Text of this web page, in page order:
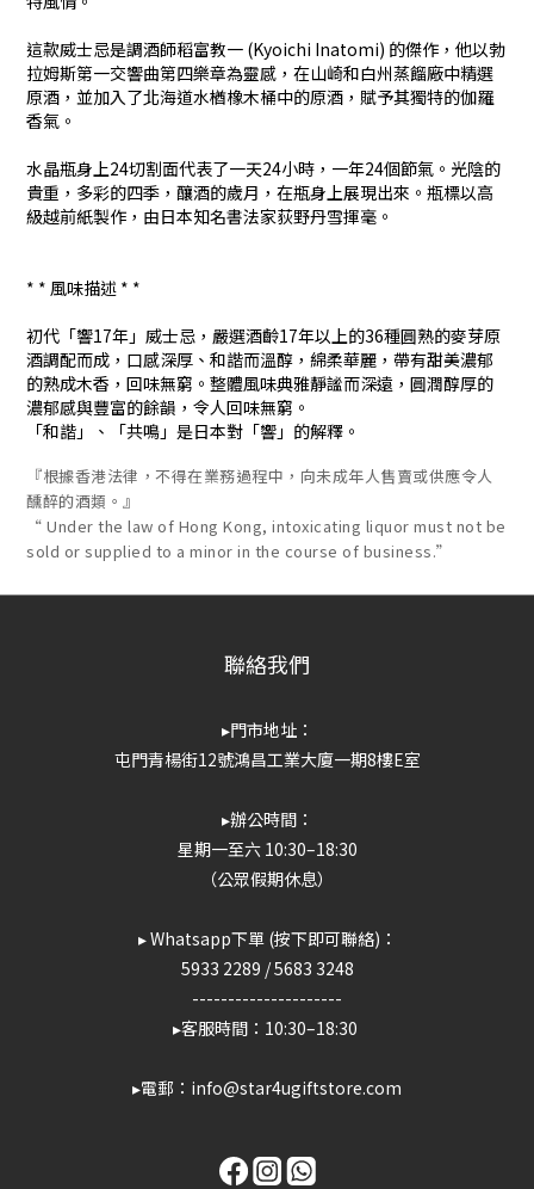
這款威士忌是調酒師稻富教一 (Kyoichi Inatomi) 的傑作，他以勃
拉姆斯第一交響曲第四樂章為靈感，在山崎和白州蒸餾廠中精選
原酒，並加入了北海道水楢橡木桶中的原酒，賦予其獨特的伽羅
香氣。
水晶瓶身上24切割面代表了一天24小時，一年24個節氣。光陰的
貴重，多彩的四季，釀酒的歲月，在瓶身上展現出來。瓶標以高
級越前紙製作，由日本知名書法家荻野丹雪揮毫。
* * 風味描述 * *
初代「響17年」威士忌，嚴選酒齡17年以上的36種圓熟的麥芽原
酒調配而成，口感深厚、和諧而溫醇，綿柔華麗，帶有甜美濃郁
的熟成木香，回味無窮。整體風味典雅靜謐而深遠，圓潤醇厚的
濃郁感與豐富的餘韻，令人回味無窮。
「和諧」、「共鳴」是日本對「響」的解釋。
『根據香港法律，不得在業務過程中，向未成年人售賣或供應令人
醺醉的酒類。』
“ Under the law of Hong Kong, intoxicating liquor must not be
sold or supplied to a minor in the course of business.”
聯絡我們
▸門市地址：
屯門青楊街12號鴻昌工業大廈一期8樓E室
▸辦公時間：
星期一至六 10:30–18:30
（公眾假期休息）
▸ Whatsapp下單 (按下即可聯絡)：
5933 2289 /5683 3248
---------------------
▸客服時間：10:30–18:30
▸電郵：info@star4ugiftstore.com